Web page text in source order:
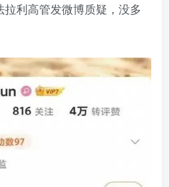
利高管发微博质疑，没多